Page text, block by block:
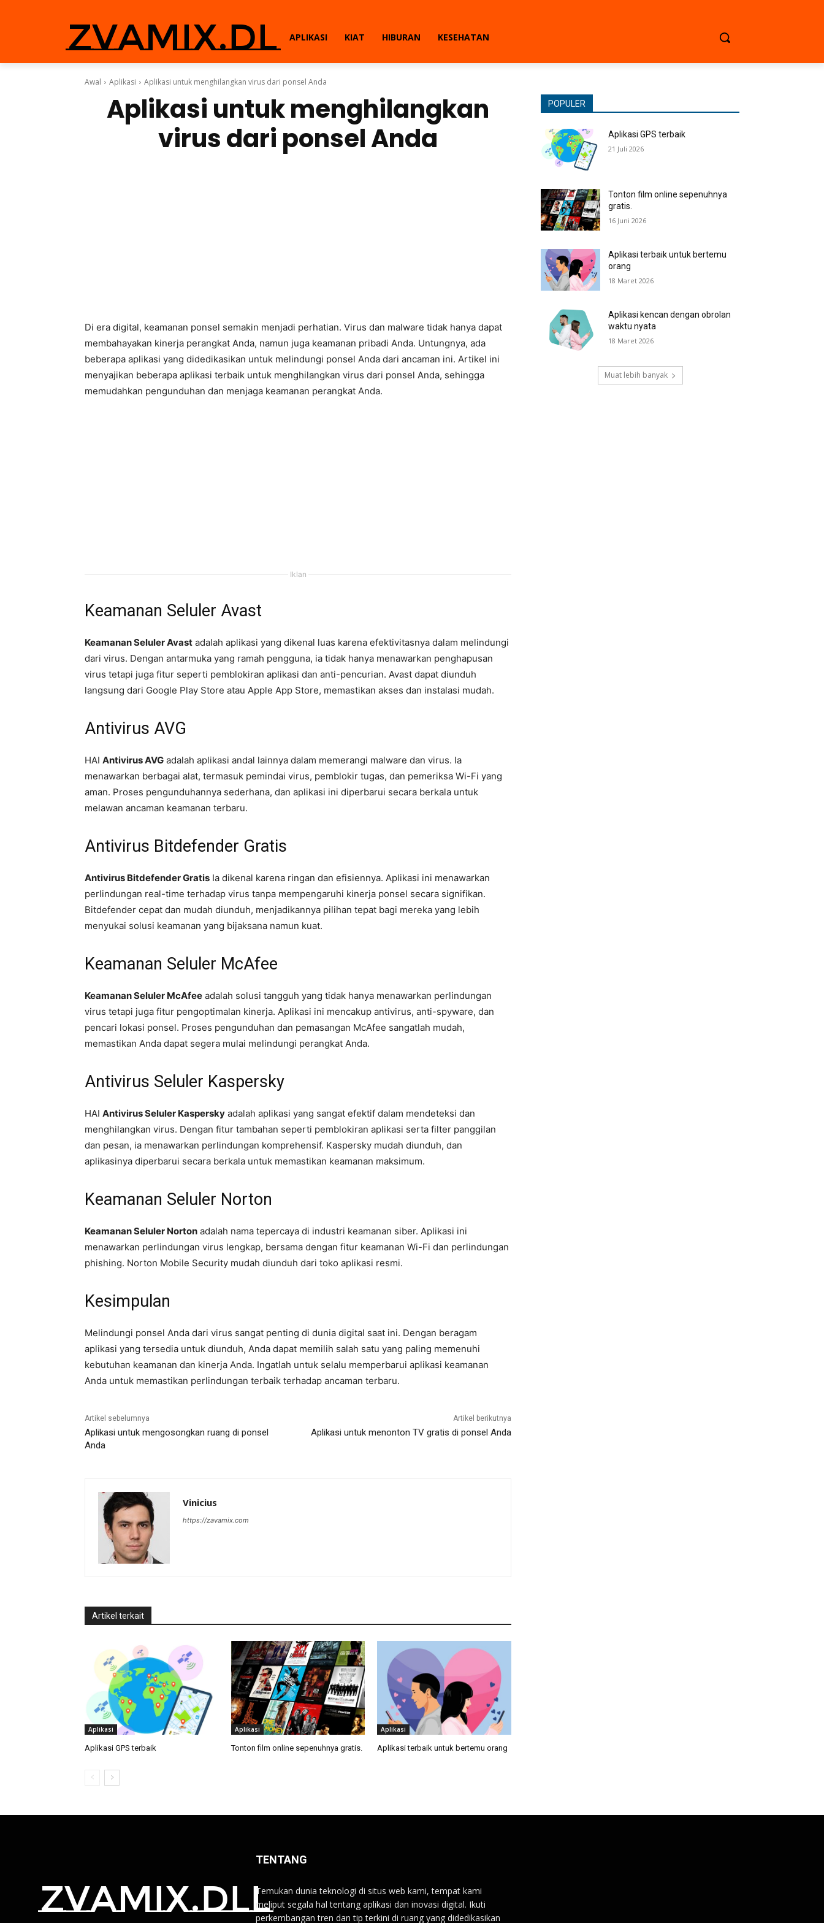
zvamix.dllAPLIKASI KIAT HIBURAN KESEHATAN
Awal Aplikasi Aplikasi untuk menghilangkan virus dari ponsel Anda
Aplikasi untuk menghilangkan
virus dari ponsel Anda
Di era digital, keamanan ponsel semakin menjadi perhatian. Virus dan malware tidak hanya dapat
membahayakan kinerja perangkat Anda, namun juga keamanan pribadi Anda. Untungnya, ada
beberapa aplikasi yang didedikasikan untuk melindungi ponsel Anda dari ancaman ini. Artikel ini
menyajikan beberapa aplikasi terbaik untuk menghilangkan virus dari ponsel Anda, sehingga
memudahkan pengunduhan dan menjaga keamanan perangkat Anda.
Iklan
Keamanan Seluler Avast
Keamanan Seluler Avast adalah aplikasi yang dikenal luas karena efektivitasnya dalam melindungi
dari virus. Dengan antarmuka yang ramah pengguna, ia tidak hanya menawarkan penghapusan
virus tetapi juga fitur seperti pemblokiran aplikasi dan anti-pencurian. Avast dapat diunduh
langsung dari Google Play Store atau Apple App Store, memastikan akses dan instalasi mudah.
Antivirus AVG
HAI Antivirus AVG adalah aplikasi andal lainnya dalam memerangi malware dan virus. Ia
menawarkan berbagai alat, termasuk pemindai virus, pemblokir tugas, dan pemeriksa Wi-Fi yang
aman. Proses pengunduhannya sederhana, dan aplikasi ini diperbarui secara berkala untuk
melawan ancaman keamanan terbaru.
Antivirus Bitdefender Gratis
Antivirus Bitdefender Gratis Ia dikenal karena ringan dan efisiennya. Aplikasi ini menawarkan
perlindungan real-time terhadap virus tanpa mempengaruhi kinerja ponsel secara signifikan.
Bitdefender cepat dan mudah diunduh, menjadikannya pilihan tepat bagi mereka yang lebih
menyukai solusi keamanan yang bijaksana namun kuat.
Keamanan Seluler McAfee
Keamanan Seluler McAfee adalah solusi tangguh yang tidak hanya menawarkan perlindungan
virus tetapi juga fitur pengoptimalan kinerja. Aplikasi ini mencakup antivirus, anti-spyware, dan
pencari lokasi ponsel. Proses pengunduhan dan pemasangan McAfee sangatlah mudah,
memastikan Anda dapat segera mulai melindungi perangkat Anda.
Antivirus Seluler Kaspersky
HAI Antivirus Seluler Kaspersky adalah aplikasi yang sangat efektif dalam mendeteksi dan
menghilangkan virus. Dengan fitur tambahan seperti pemblokiran aplikasi serta filter panggilan
dan pesan, ia menawarkan perlindungan komprehensif. Kaspersky mudah diunduh, dan
aplikasinya diperbarui secara berkala untuk memastikan keamanan maksimum.
Keamanan Seluler Norton
Keamanan Seluler Norton adalah nama tepercaya di industri keamanan siber. Aplikasi ini
menawarkan perlindungan virus lengkap, bersama dengan fitur keamanan Wi-Fi dan perlindungan
phishing. Norton Mobile Security mudah diunduh dari toko aplikasi resmi.
Kesimpulan
Melindungi ponsel Anda dari virus sangat penting di dunia digital saat ini. Dengan beragam
aplikasi yang tersedia untuk diunduh, Anda dapat memilih salah satu yang paling memenuhi
kebutuhan keamanan dan kinerja Anda. Ingatlah untuk selalu memperbarui aplikasi keamanan
Anda untuk memastikan perlindungan terbaik terhadap ancaman terbaru.
Artikel sebelumnya
Aplikasi untuk mengosongkan ruang di ponsel
Anda
Artikel berikutnya
Aplikasi untuk menonton TV gratis di ponsel Anda
Vinicius
https://zavamix.com
Artikel terkait
Aplikasi
Aplikasi GPS terbaik
Aplikasi
Tonton film online sepenuhnya gratis.
Aplikasi
Aplikasi terbaik untuk bertemu orang
POPULER
Aplikasi GPS terbaik
21 Juli 2026
Tonton film online sepenuhnya
gratis.
16 Juni 2026
Aplikasi terbaik untuk bertemu
orang
18 Maret 2026
Aplikasi kencan dengan obrolan
waktu nyata
18 Maret 2026
Muat lebih banyak
zvamix.dll
TENTANG
Temukan dunia teknologi di situs web kami, tempat kami
meliput segala hal tentang aplikasi dan inovasi digital. Ikuti
perkembangan tren dan tip terkini di ruang yang didedikasikan